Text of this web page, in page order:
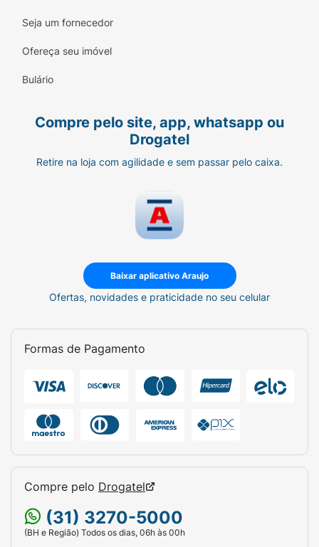
Seja um fornecedor
Ofereça seu imóvel
Bulário
Compre pelo site, app, whatsapp ou
Drogatel
Retire na loja com agilidade e sem passar pelo caixa.
Baixar aplicativo Araujo
Ofertas, novidades e praticidade no seu celular
Formas de Pagamento
Compre pelo Drogatel
(31) 3270-5000
(BH e Região) Todos os dias, 06h às 00h